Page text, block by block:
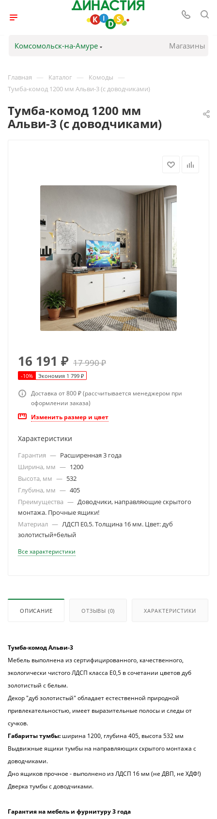
Комсомольск-на-Амуре Магазины
Главная — Каталог — Комоды —
Тумба-комод 1200 мм Альви-3 (с доводчиками)
Тумба-комод 1200 мм
Альви-3 (с доводчиками)
16 191 ₽ 17 990₽
-10% Экономия 1 799 ₽
Доставка от 800 ₽ (рассчитывается менеджером при
оформлении заказа)
Изменить размер и цвет
Характеристики
Гарантия — Расширенная 3 года
Ширина, мм — 1200
Высота, мм — 532
Глубина, мм — 405
Преимущества — Доводчики, направляющие скрытого
монтажа. Прочные ящики!
Материал — ЛДСП Е0,5. Толщина 16 мм. Цвет: дуб
золотистый+белый
Все характеристики
ОПИСАНИЕ ОТЗЫВЫ (0) ХАРАКТЕРИСТИКИ
Тумба-комод Альви-3
Мебель выполнена из сертифицированного, качественного,
экологически чистого ЛДСП класса Е0,5 в сочетании цветов дуб
золотистый с белым.
Декор "дуб золотистый" обладает естественной природной
привлекательностью, имеет выразительные полосы и следы от
сучков.
Габариты тумбы: ширина 1200, глубина 405, высота 532 мм
Выдвижные ящики тумбы на направляющих скрытого монтажа с
доводчиками.
Дно ящиков прочное - выполнено из ЛДСП 16 мм (не ДВП, не ХДФ!)
Дверка тумбы с доводчиками.
Гарантия на мебель и фурнитуру 3 года